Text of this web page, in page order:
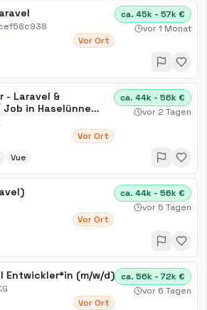
Vor Ort
ca. 45k - 57k €
vor 1 Monat
- Laravel &
in Haselünne
Vor Ort
ca. 44k - 56k €
vor 2 Tagen
Vue
Vor Ort
ca. 44k - 56k €
vor 5 Tagen
Entwickler*in (m/w/d)
Vor Ort
ca. 56k - 72k €
vor 6 Tagen